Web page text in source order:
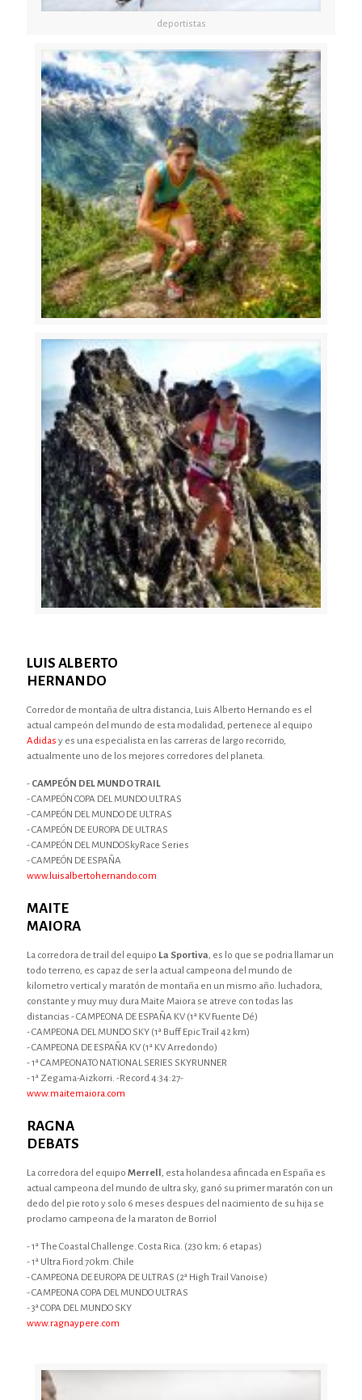
deportistas
LUIS ALBERTO
HERNANDO
Corredor de montaña de ultra distancia, Luis Alberto Hernando es el
actual campeón del mundo de esta modalidad, pertenece al equipo
Adidas y es una especialista en las carreras de largo recorrido,
actualmente uno de los mejores corredores del planeta.
- CAMPEÓN DEL MUNDO TRAIL
- CAMPEÓN COPA DEL MUNDO ULTRAS
- CAMPEÓN DEL MUNDO DE ULTRAS
- CAMPEÓN DE EUROPA DE ULTRAS
- CAMPEÓN DEL MUNDOSkyRace Series
- CAMPEÓN DE ESPAÑA
www.luisalbertohernando.com
MAITE
MAIORA
La corredora de trail del equipo La Sportiva, es lo que se podria llamar un
todo terreno, es capaz de ser la actual campeona del mundo de
kilometro vertical y maratón de montaña en un mismo año. luchadora,
constante y muy muy dura Maite Maiora se atreve con todas las
distancias - CAMPEONA DE ESPAÑA KV (1ª KV Fuente Dé)
- CAMPEONA DEL MUNDO SKY (1ª Buff Epic Trail 42 km)
- CAMPEONA DE ESPAÑA KV (1ª KV Arredondo)
- 1ª CAMPEONATO NATIONAL SERIES SKYRUNNER
- 1ª Zegama-Aizkorri. -Record 4:34:27-
www.maitemaiora.com
RAGNA
DEBATS
La corredora del equipo Merrell, esta holandesa afincada en España es
actual campeona del mundo de ultra sky, ganó su primer maratón con un
dedo del pie roto y solo 6 meses despues del nacimiento de su hija se
proclamo campeona de la maraton de Borriol
- 1ª The Coastal Challenge. Costa Rica. (230 km; 6 etapas)
- 1ª Ultra Fiord 70km. Chile
- CAMPEONA DE EUROPA DE ULTRAS (2ª High Trail Vanoise)
- CAMPEONA COPA DEL MUNDO ULTRAS
- 3ª COPA DEL MUNDO SKY
www.ragnaypere.com